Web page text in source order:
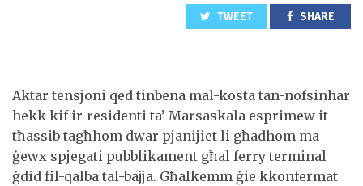
TWEET SHARE
Aktar tensjoni qed tinbena mal-kosta tan-nofsinhar
hekk kif ir-residenti ta’ Marsaskala esprimew it-
tħassib tagħhom dwar pjanijiet li għadhom ma
ġewx spjegati pubblikament għal ferry terminal
ġdid fil-qalba tal-bajja. Għalkemm ġie kkonfermat